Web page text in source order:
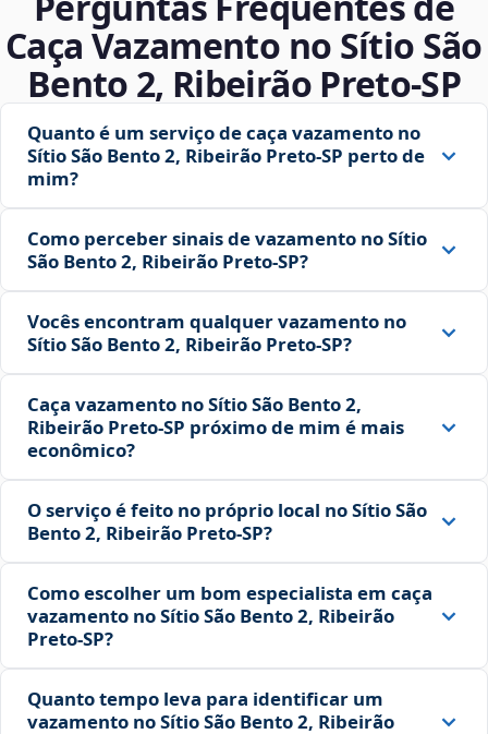
Caça Vazamento no Sítio São
Bento 2, Ribeirão Preto‑SP
Quanto é um serviço de caça vazamento no
Sítio São Bento 2, Ribeirão Preto‑SP perto de
mim?
Como perceber sinais de vazamento no Sítio
São Bento 2, Ribeirão Preto‑SP?
Vocês encontram qualquer vazamento no
Sítio São Bento 2, Ribeirão Preto‑SP?
Caça vazamento no Sítio São Bento 2,
Ribeirão Preto‑SP próximo de mim é mais
econômico?
O serviço é feito no próprio local no Sítio São
Bento 2, Ribeirão Preto‑SP?
Como escolher um bom especialista em caça
vazamento no Sítio São Bento 2, Ribeirão
Preto‑SP?
Quanto tempo leva para identificar um
vazamento no Sítio São Bento 2, Ribeirão